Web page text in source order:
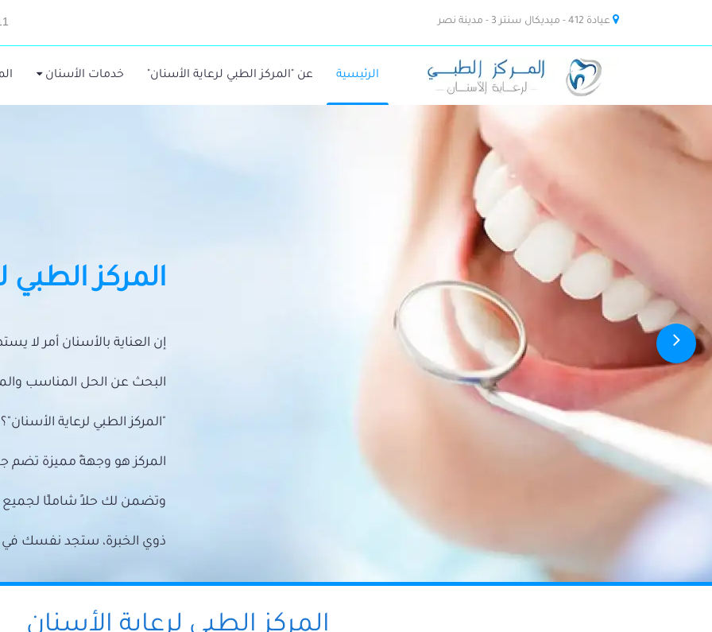
عيادة 412 - ميديكال سنتر 3 - مدينة نصر
الرئيسية عن "المركز الطبي لرعاية الأسنان" خدمات الأسنان
المركز الطبي
إن العناية بالأسنان أمر لا
البحث عن الحل المناسب
"المركز الطبي لرعاية الأسنان"؟
المركز هو وجهةً مميزة تضم
وتضمن لك حلاً شاملًا
ذوي الخبرة، ستجد نفسك في
المركز الطبي لرعاية الأسنان